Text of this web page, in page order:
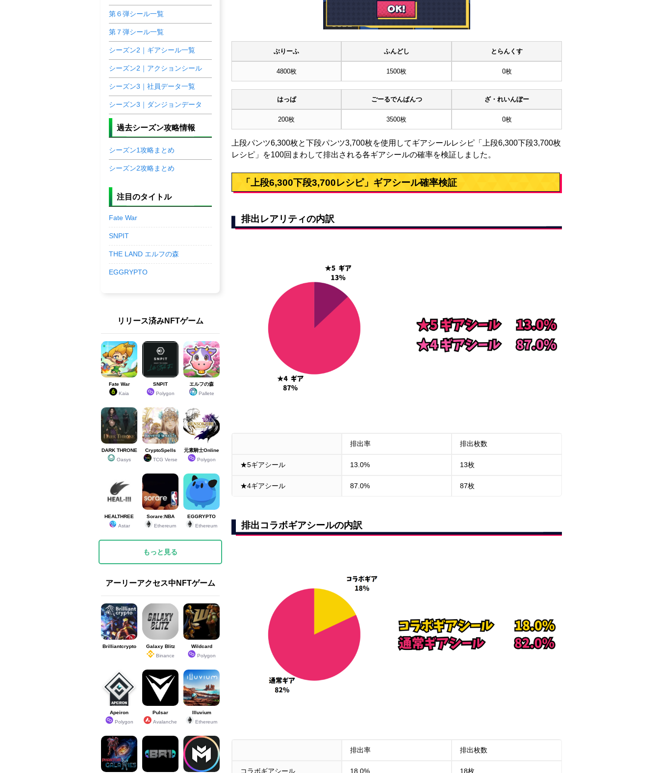
ぶりーふ ふんどし とらんくす
4800枚 1500枚 0枚
はっぱ ごーるでんぱんつ ざ・れいんぼー
200枚 3500枚 0枚
上段パンツ6,300枚と下段パンツ3,700枚を使用してギアシールレシピ「上段6,300下段3,700枚
レシピ」を100回まわして排出される各ギアシールの確率を検証しました。
「上段6,300下段3,700レシピ」ギアシール確率検証
排出レアリティの内訳
排出率 排出枚数
★5ギアシール 13.0% 13枚
★4ギアシール 87.0% 87枚
排出コラボギアシールの内訳
排出率 排出枚数
コラボギアシール 18.0% 18枚
第６弾シール一覧
第７弾シール一覧
シーズン2｜ギアシール一覧
シーズン2｜アクションシール
シーズン3｜社員データ一覧
シーズン3｜ダンジョンデータ
過去シーズン攻略情報
シーズン1攻略まとめ
シーズン2攻略まとめ
注目のタイトル
Fate War
SNPIT
THE LAND エルフの森
EGGRYPTO
リリース済みNFTゲーム
Fate War
Kaia
SNPIT
Polygon
エルフの森
Pallete
DARK THRONE
Oasys
CryptoSpells
TCG Verse
元素騎士Online
Polygon
HEALTHREE
Astar
Sorare:NBA
Ethereum
EGGRYPTO
Ethereum
もっと見る
アーリーアクセス中NFTゲーム
Brilliantcrypto
Galaxy Blitz
Binance
Wildcard
Polygon
Apeiron
Polygon
Pulsar
Avalanche
Illuvium
Ethereum